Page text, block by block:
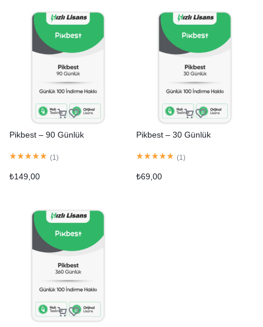
Pikbest – 90 Günlük
(1 )
₺149,00
Pikbest – 30 Günlük
(1 )
₺69,00